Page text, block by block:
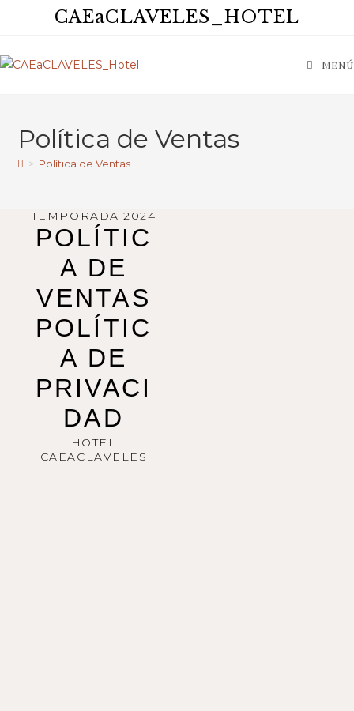
CAEaCLAVELES_HOTEL
Menú
Política de Ventas
> Política de Ventas
TEMPORADA 2024
POLÍTIC
A DE
VENTAS
POLÍTIC
A DE
PRIVACI
DAD
HOTEL
CAEACLAVELES